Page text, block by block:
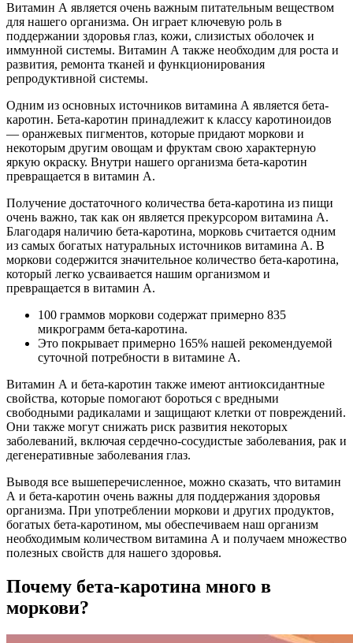
Витамин А является очень важным питательным веществом
для нашего организма. Он играет ключевую роль в
поддержании здоровья глаз, кожи, слизистых оболочек и
иммунной системы. Витамин А также необходим для роста и
развития, ремонта тканей и функционирования
репродуктивной системы.
Одним из основных источников витамина А является бета-
каротин. Бета-каротин принадлежит к классу каротиноидов
— оранжевых пигментов, которые придают моркови и
некоторым другим овощам и фруктам свою характерную
яркую окраску. Внутри нашего организма бета-каротин
превращается в витамин А.
Получение достаточного количества бета-каротина из пищи
очень важно, так как он является прекурсором витамина А.
Благодаря наличию бета-каротина, морковь считается одним
из самых богатых натуральных источников витамина А. В
моркови содержится значительное количество бета-каротина,
который легко усваивается нашим организмом и
превращается в витамин А.
100 граммов моркови содержат примерно 835
микрограмм бета-каротина.
Это покрывает примерно 165% нашей рекомендуемой
суточной потребности в витамине А.
Витамин А и бета-каротин также имеют антиоксидантные
свойства, которые помогают бороться с вредными
свободными радикалами и защищают клетки от повреждений.
Они также могут снижать риск развития некоторых
заболеваний, включая сердечно-сосудистые заболевания, рак и
дегенеративные заболевания глаз.
Выводя все вышеперечисленное, можно сказать, что витамин
А и бета-каротин очень важны для поддержания здоровья
организма. При употреблении моркови и других продуктов,
богатых бета-каротином, мы обеспечиваем наш организм
необходимым количеством витамина А и получаем множество
полезных свойств для нашего здоровья.
Почему бета-каротина много в
моркови?